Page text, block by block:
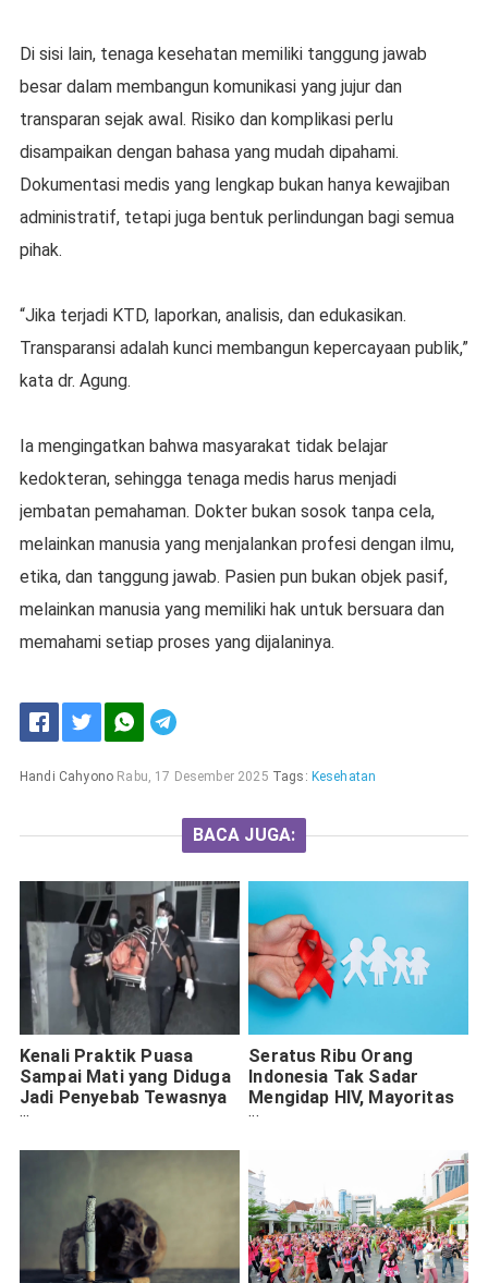
Di sisi lain, tenaga kesehatan memiliki tanggung jawab
besar dalam membangun komunikasi yang jujur dan
transparan sejak awal. Risiko dan komplikasi perlu
disampaikan dengan bahasa yang mudah dipahami.
Dokumentasi medis yang lengkap bukan hanya kewajiban
administratif, tetapi juga bentuk perlindungan bagi semua
pihak.
“Jika terjadi KTD, laporkan, analisis, dan edukasikan.
Transparansi adalah kunci membangun kepercayaan publik,”
kata dr. Agung.
Ia mengingatkan bahwa masyarakat tidak belajar
kedokteran, sehingga tenaga medis harus menjadi
jembatan pemahaman. Dokter bukan sosok tanpa cela,
melainkan manusia yang menjalankan profesi dengan ilmu,
etika, dan tanggung jawab. Pasien pun bukan objek pasif,
melainkan manusia yang memiliki hak untuk bersuara dan
memahami setiap proses yang dijalaninya.
Handi Cahyono Rabu, 17 Desember 2025 Tags: Kesehatan
BACA JUGA:
Kenali Praktik Puasa
Sampai Mati yang Diduga
Jadi Penyebab Tewasnya
Keluarga Kalideres
Seratus Ribu Orang
Indonesia Tak Sadar
Mengidap HIV, Mayoritas
Ibu Rumah Tangga